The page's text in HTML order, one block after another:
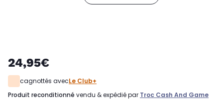
24,95€
cagnottés avecLe Club+
produit reconditionné vendu & expédié par Troc Cash And Game